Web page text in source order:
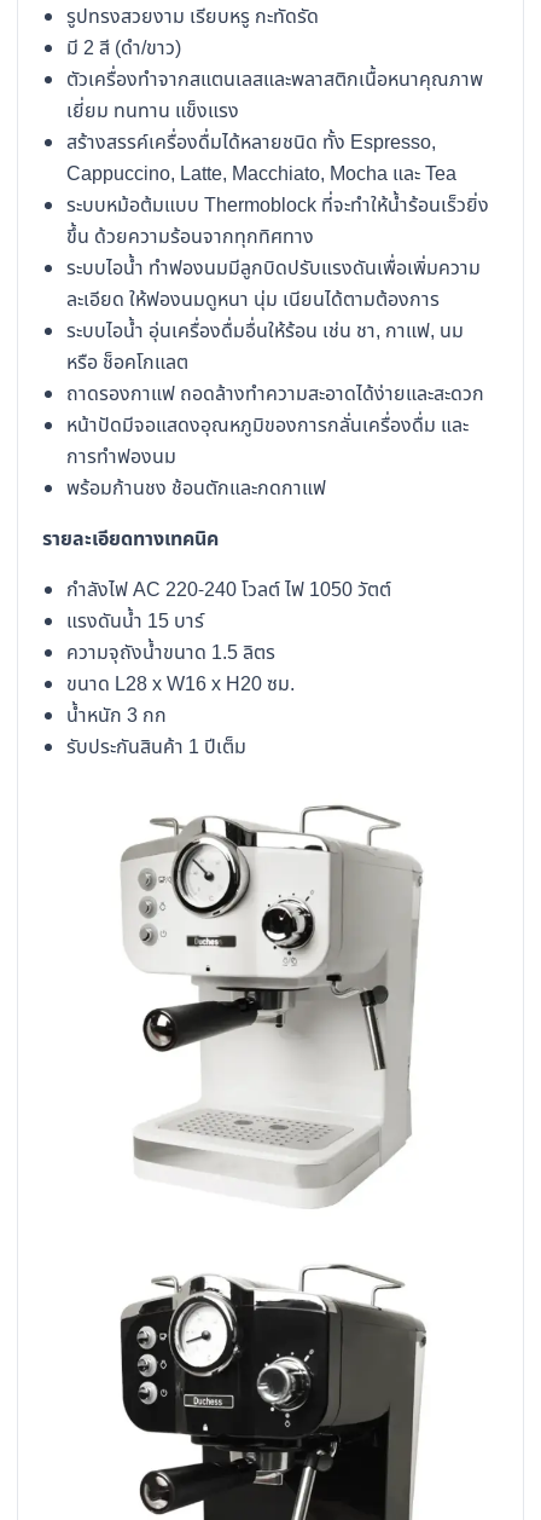
รูปทรงสวยงาม เรียบหรู กะทัดรัด
มี 2 สี (ดำ/ขาว)
ตัวเครื่องทำจากสแตนเลสและพลาสติกเนื้อหนาคุณภาพ
เยี่ยม ทนทาน แข็งแรง
สร้างสรรค์เครื่องดื่มได้หลายชนิด ทั้ง Espresso,
Cappuccino, Latte, Macchiato, Mocha และ Tea
ระบบหม้อต้มแบบ Thermoblock ที่จะทำให้น้ำร้อนเร็วยิ่ง
ขึ้น ด้วยความร้อนจากทุกทิศทาง
ระบบไอน้ำ ทำฟองนมมีลูกบิดปรับแรงดันเพื่อเพิ่มความ
ละเอียด ให้ฟองนมดูหนา นุ่ม เนียนได้ตามต้องการ
ระบบไอน้ำ อุ่นเครื่องดื่มอื่นให้ร้อน เช่น ชา, กาแฟ, นม
หรือ ช็อคโกแลต
ถาดรองกาแฟ ถอดล้างทำความสะอาดได้ง่ายและสะดวก
หน้าปัดมีจอแสดงอุณหภูมิของการกลั่นเครื่องดื่ม และ
การทำฟองนม
พร้อมก้านชง ช้อนตักและกดกาแฟ
รายละเอียดทางเทคนิค
กำลังไฟ AC 220-240 โวลต์ ไฟ 1050 วัตต์
แรงดันน้ำ 15 บาร์
ความจุถังน้ำขนาด 1.5 ลิตร
ขนาด L28 x W16 x H20 ซม.
น้ำหนัก 3 กก
รับประกันสินค้า 1 ปีเต็ม